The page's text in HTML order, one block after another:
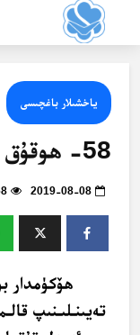
ياخشىلار باغچىسى
58- ھوقۇق تەمەسىدە بولماسلىق
2019-08-08
ھۆكۈمدار
تەيىنـلىـنىپ